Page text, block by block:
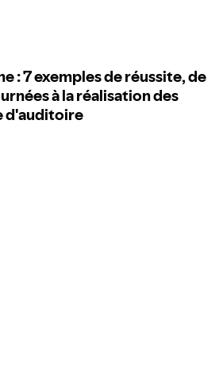
: 7 exemples de réussite, de
à la réalisation des
d'auditoire